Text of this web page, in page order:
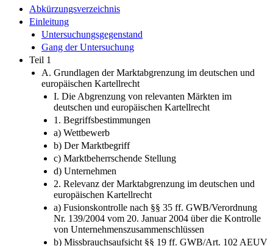
INHALTSVERZEICHNIS
Abkürzungsverzeichnis
Einleitung
Untersuchungsgegenstand
Gang der Untersuchung
Teil 1
A. Grundlagen der Marktabgrenzung im deutschen und
europäischen Kartellrecht
I. Die Abgrenzung von relevanten Märkten im
deutschen und europäischen Kartellrecht
1. Begriffsbestimmungen
a) Wettbewerb
b) Der Marktbegriff
c) Marktbeherrschende Stellung
d) Unternehmen
2. Relevanz der Marktabgrenzung im deutschen und
europäischen Kartellrecht
a) Fusionskontrolle nach §§ 35 ff. GWB/Verordnung
Nr. 139/2004 vom 20. Januar 2004 über die Kontrolle
von Unternehmenszusammenschlüssen